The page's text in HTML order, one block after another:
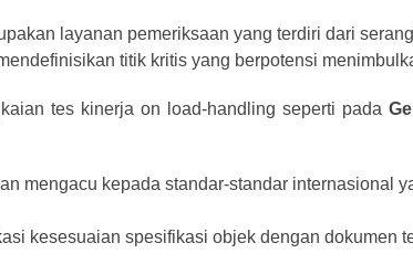
layanan pemeriksaan yang terdiri dari
titik kritis yang berpotensi
tes kinerja on load-handling seperti pada
mengacu kepada standar-standar internasional
kesesuaian spesifikasi objek dengan dokumen